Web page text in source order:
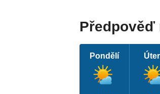
Předpověď
Pondělí